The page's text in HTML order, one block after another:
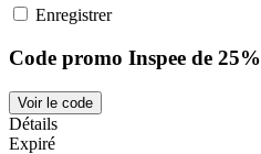
Enregistrer
Code promo Inspee de 25%
Voir le code
Détails
Expiré